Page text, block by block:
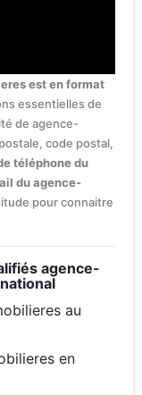
est en format
essentielles de
de agence-
code postal,
téléphone du
du agence-
pour connaitre
agence-
au
en